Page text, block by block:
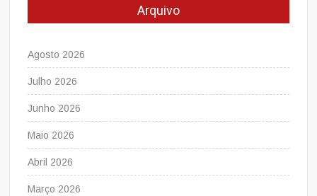
Arquivo
Agosto 2026
Julho 2026
Junho 2026
Maio 2026
Abril 2026
Março 2026